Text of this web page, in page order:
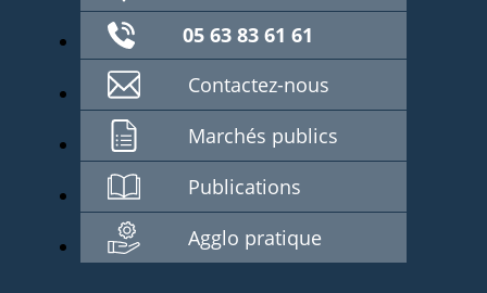
05 63 83 61 61
Contactez-nous
Marchés publics
Publications
Agglo pratique